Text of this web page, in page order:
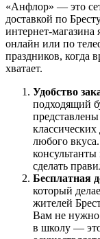
«Анфлор» — это
доставкой по
интернет-магазина
онлайн или по
праздников, когда
хватает.
Удобство
подходящий
любого
сделать
Бесплатная
который
жителей
Вам не нужно
в школу —